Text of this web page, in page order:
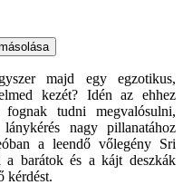
majd egy egzotikus,
kezét? Idén az ehhez
tudni megvalósulni,
nagy pillanatához
a leendő vőlegény Sri
a barátok és a kájt deszkák
kérdést.